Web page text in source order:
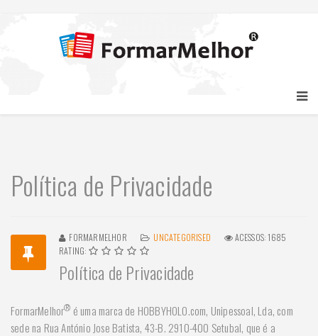
Política de Privacidade
FORMARMELHOR UNCATEGORISED
ACESSOS: 1685
RATING:
Política de Privacidade
FormarMelhor® é uma marca de HOBBYHOLO.com, Unipessoal, Lda, com
sede na Rua António Jose Batista, 43-B. 2910-400 Setubal, que é a